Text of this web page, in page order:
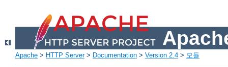
Apache > HTTP Server> Documentation > Version 2.4 > 모듈